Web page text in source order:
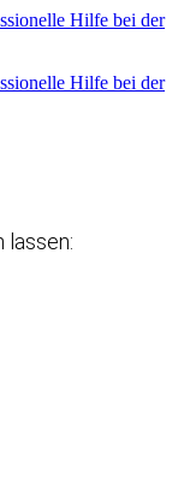
Hilfe bei der
Hilfe bei der
lassen: